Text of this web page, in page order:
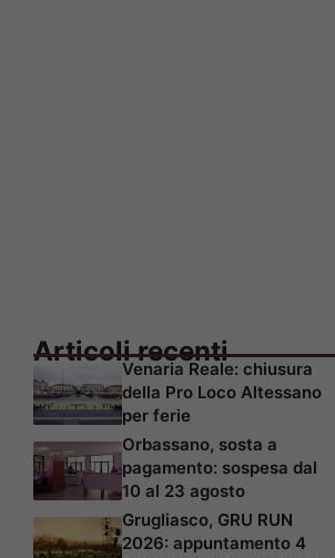
Articoli recenti
Venaria Reale: chiusura
della Pro Loco Altessano
per ferie
Orbassano, sosta a
pagamento: sospesa dal
10 al 23 agosto
Grugliasco, GRU RUN
2026: appuntamento 4